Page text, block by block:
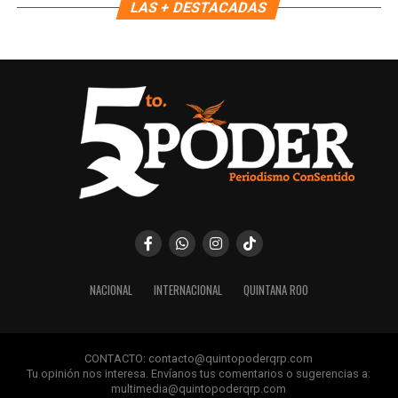
Recibe las noticias al instante
Únete al canal oficial de WhatsApp de
Quinto Poder
en tu teléfono.
Unirme al canal de WhatsApp
LAS + DESTACADAS
NACIONAL INTERNACIONAL QUINTANA ROO
CONTACTO: contacto@quintopoderqrp.com
Tu opinión nos interesa. Envíanos tus comentarios o sugerencias a:
multimedia@quintopoderqrp.com